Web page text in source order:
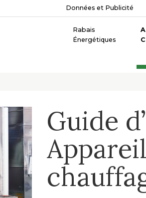
Données et Publicité
Rabais
Énergétiques
Guide